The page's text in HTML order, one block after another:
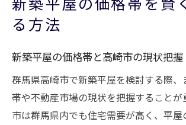
る方法
新築平屋の価格帯と高崎市の現状把握
群馬県高崎市で新築平屋を検討する際
帯や不動産市場の現状を把握することが
市は群馬県内でも住宅需要が高く、平